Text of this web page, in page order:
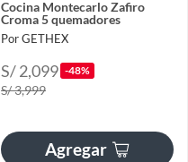
Cocina Montecarlo Zafiro
Croma 5 quemadores
Por GETHEX
S/ 2,099 -48%
S/ 3,999
Agregar